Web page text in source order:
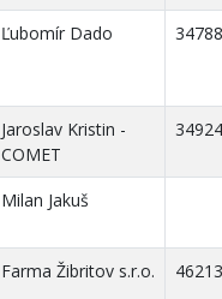
Ľubomír Dado
Jaroslav Kristin -
COMET
Milan Jakuš
Farma Žibritov s.r.o.